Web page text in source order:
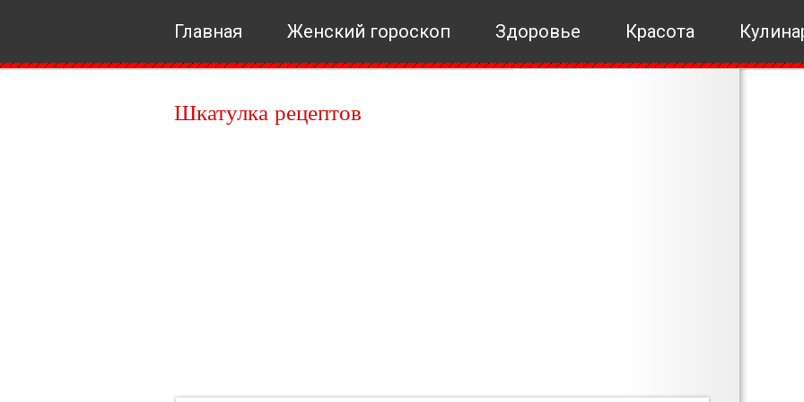
Главная Женский гороскоп Здоровье Красота
Шкатулка рецептов